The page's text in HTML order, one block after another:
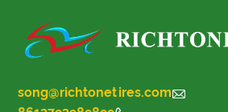

song@richtonetires.com